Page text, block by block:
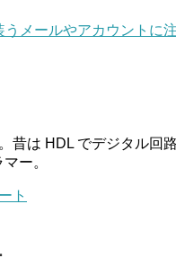
うメールやアカウントに
昔は HDL でデジタル回
ー。
ト